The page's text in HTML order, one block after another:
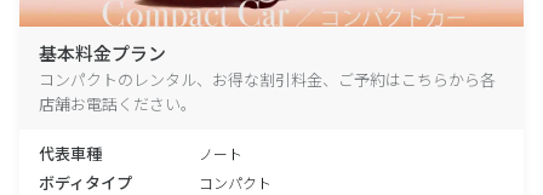
基本料金プラン
コンパクトのレンタル、お得な割引料金、ご予約はこちらから各
店舗お電話ください。
代表車種 ノート
ボディタイプ コンパクト